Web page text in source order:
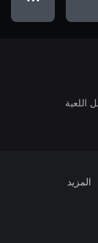
اللعبة
المزيد